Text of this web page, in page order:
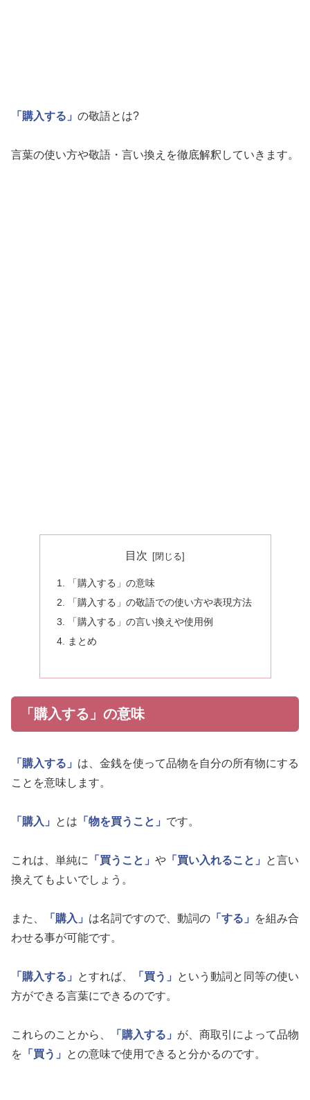
「購入する」 の敬語とは?
言葉の使い方や敬語・言い換えを徹底解釈していきます。
目次
「購入する」の意味
「購入する」の敬語での使い方や表現方法
「購入する」の言い換えや使用例
まとめ
「購入する」の意味
「購入する」 は、金銭を使って品物を自分の所有物にする
ことを意味します。
「購入」 とは 「物を買うこと」 です。
これは、単純に 「買うこと」 や 「買い入れること」
と言い
換えてもよいでしょう。
また、 「購入」 は名詞ですので、動詞の 「する」
を組み合
わせる事が可能です。
「購入する」 とすれば、 「買う」
という動詞と同等の使い
方ができる言葉にできるのです。
これらのことから、 「購入する」 が、商取引によって品物
を 「買う」 との意味で使用できると分かるのです。